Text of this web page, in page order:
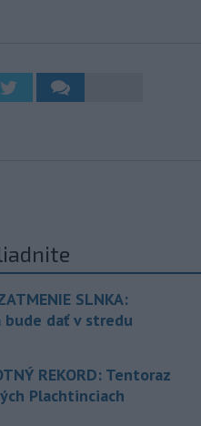
SLNKA:
bude dať v stredu
REKORD: Tentoraz
Plachtinciach